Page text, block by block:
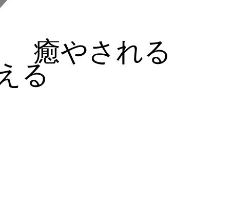
癒やされる
る